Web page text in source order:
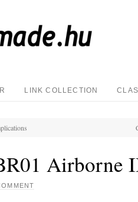
LINK COLLECTION
Airborne